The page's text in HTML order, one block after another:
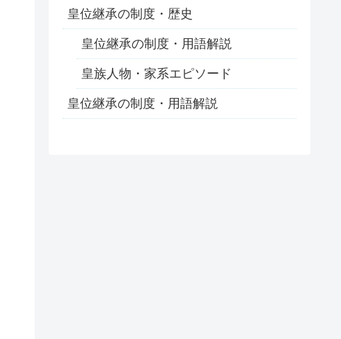
皇位継承の制度・歴史
皇位継承の制度・用語解説
皇族人物・家系エピソード
皇位継承の制度・用語解説